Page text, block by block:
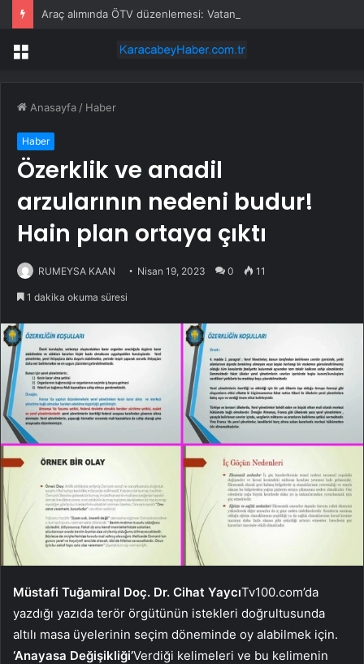
Menü
Anasayfa / Haber
Haber
Özerklik ve anadil
arzularının nedeni budur!
Hain plan ortaya çıktı
RUMEYSA KAAN Nisan 19, 2023 0 11
1 dakika okuma süresi
Müstafi Tuğamiral Doç. Dr. Cihat YaycıTv100.com’da
yazdığı yazıda terör örgütünün istekleri doğrultusunda
altılı masa üyelerinin seçim döneminde oy alabilmek için.
‘Anayasa Değişikliği’Verdiği kelimeleri ve bu kelimenin